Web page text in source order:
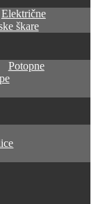
Električne
škare
Potopne